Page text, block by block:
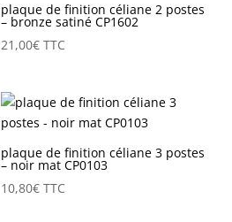
plaque de finition céliane 2 postes
– bronze satiné CP1602
21,00€ TTC
plaque de finition céliane 3 postes
– noir mat CP0103
10,80€ TTC